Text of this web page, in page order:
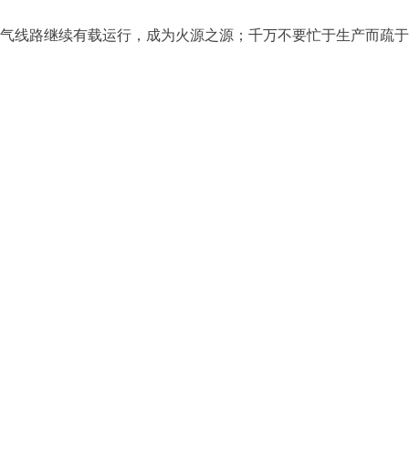
气线路继续有载运行，成为火源之源；千万不要忙于生产而